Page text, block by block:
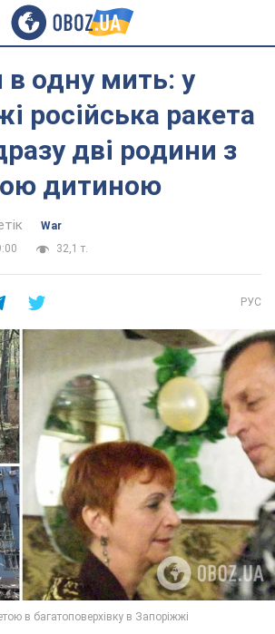
в одну мить: у
російська ракета
дві родини з
дитиною
War
32,1 т.
РУС